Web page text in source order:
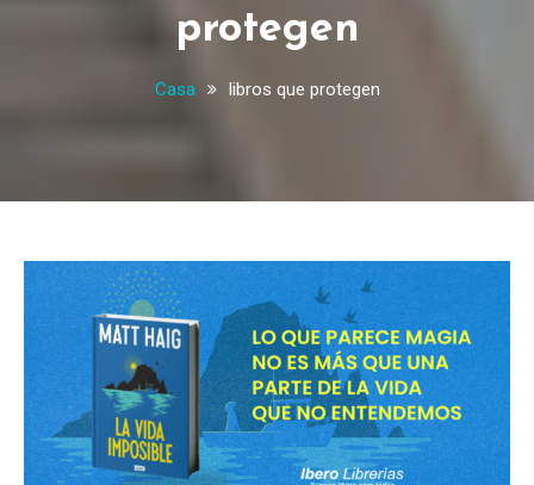
protegen
Casa libros que protegen